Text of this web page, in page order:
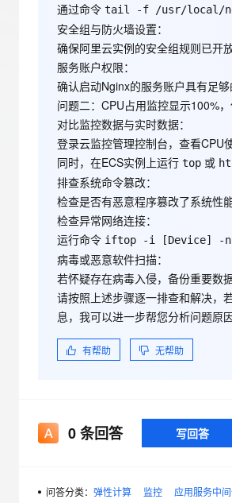
通过命令 tail -f /usr/local/
安全组与防火墙设置：
确保阿里云实例的安全组规则已开
服务账户权限：
确认启动Nginx的服务账户具有足
问题二：CPU占用监控显示100%
对比监控数据与实时数据：
登录云监控管理控制台，查看CPU
同时，在ECS实例上运行 top 或
排查系统命令篡改：
检查是否有恶意程序篡改了系统性
检查异常网络连接：
运行命令 iftop -i [Device] -
病毒或恶意软件扫描：
若怀疑存在病毒入侵，备份重要数
请按照上述步骤逐一排查和解决，
息，我可以进一步帮您分析问题原因
有帮助 无帮助
0条回答 写回答
问答分类： 弹性计算 监控 应用服务中
企业服务与云通信
域名与网站
终端用户计算
Serverless
开发工具
迁移与运维管理
专有云